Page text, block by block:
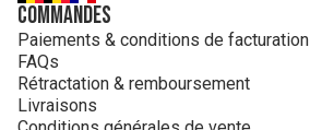
Commandes
Paiements & conditions de facturation
FAQs
Rétractation & remboursement
Livraisons